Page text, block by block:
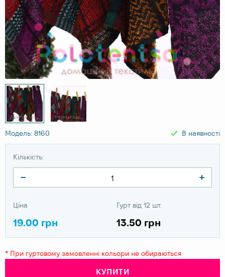
Модель: 8160 В наявності
Кількість:
Ціна
19.00 грн
Гурт від 12 шт.
13.50 грн
* При гуртовому замовленні кольори не обираються
КУПИТИ